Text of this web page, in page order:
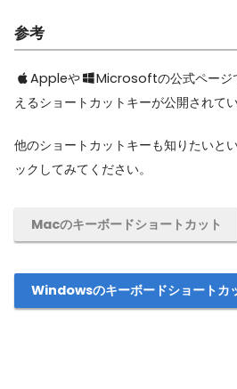
参考
Appleや
Microsoftの公式ページ
えるショートカットキーが公開されてい
他のショートカットキーも知りたいと
ックしてみてください。
Macのキーボードショートカット
Windowsのキーボードショートカ